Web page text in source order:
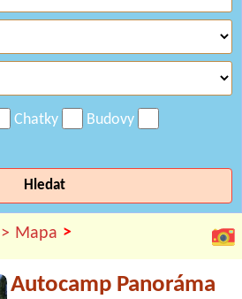
Chatky
Budovy
Hledat
Mapa >
Autocamp Panoráma